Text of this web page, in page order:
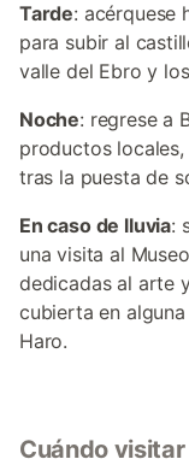
Tarde: acérquese
para subir al
valle del Ebro y
Noche: regrese a
productos
tras la puesta de
En caso de lluvia:
una visita al
dedicadas al arte
cubierta en
Haro.
Cuándo visitar